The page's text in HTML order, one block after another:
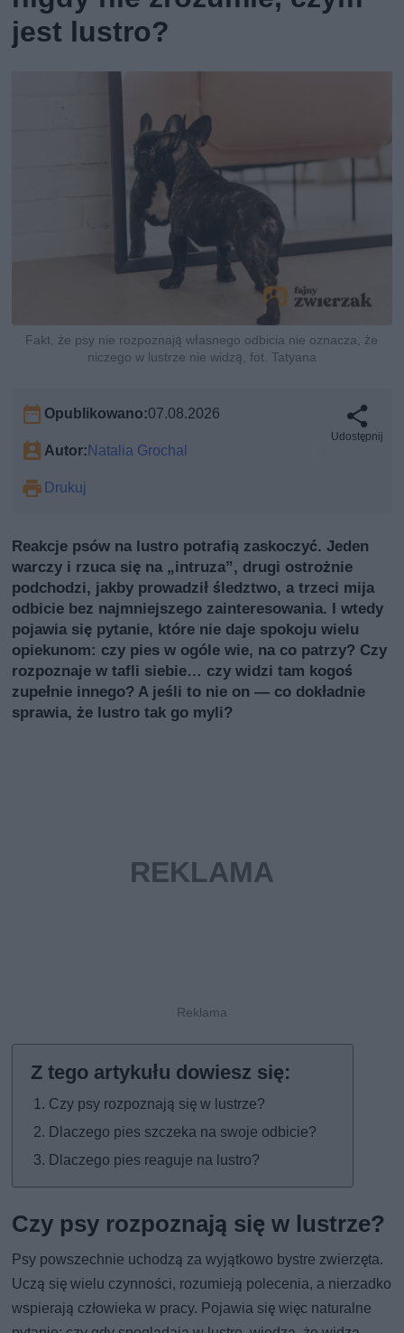
jest lustro?
Fakt, że psy nie rozpoznają własnego odbicia nie oznacza, że
niczego w lustrze nie widzą, fot. Tatyana
Opublikowano:07.08.2026
Autor:Natalia Grochal
Drukuj
Udostępnij
Reakcje psów na lustro potrafią zaskoczyć. Jeden
warczy i rzuca się na „intruzа”, drugi ostrożnie
podchodzi, jakby prowadził śledztwo, a trzeci mija
odbicie bez najmniejszego zainteresowania. I wtedy
pojawia się pytanie, które nie daje spokoju wielu
opiekunom: czy pies w ogóle wie, na co patrzy? Czy
rozpoznaje w tafli siebie… czy widzi tam kogoś
zupełnie innego? A jeśli to nie on — co dokładnie
sprawia, że lustro tak go myli?
Czy psy rozpoznają się w lustrze?
Dlaczego pies szczeka na swoje odbicie?
Dlaczego pies reaguje na lustro?
Czy psy rozpoznają się w lustrze?
Psy powszechnie uchodzą za wyjątkowo bystre zwierzęta.
Uczą się wielu czynności, rozumieją polecenia, a nierzadko
wspierają człowieka w pracy. Pojawia się więc naturalne